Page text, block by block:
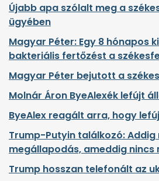
Újabb apa szólalt meg a
ügyében
Magyar Péter: Egy 8 hónapos
bakteriális fertőzést a
Magyar Péter bejutott a
Molnár Áron ByeAlexék lefújt
ByeAlex reagált arra, hogy
Trump-Putyin találkozó: Addig
megállapodás, ameddig
Trump hosszan telefonált az